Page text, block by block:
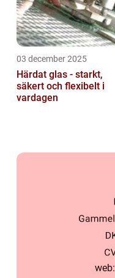
03 december 2025
Härdat glas - starkt,
säkert och flexibelt i
vardagen
web: